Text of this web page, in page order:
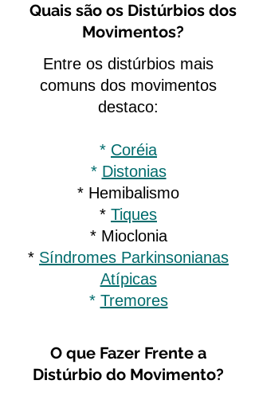
Quais são os Distúrbios dos
Movimentos?
Entre os distúrbios mais
comuns dos movimentos
destaco:
* Coréia
* Distonias
* Hemibalismo
* Tiques
* Mioclonia
* Síndromes Parkinsonianas
Atípicas
* Tremores
O que Fazer Frente a
Distúrbio do Movimento?